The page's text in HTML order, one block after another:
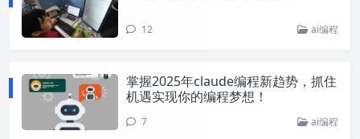
12 ai编程
掌握2025年claude编程新趋势，抓住
机遇实现你的编程梦想！
7 ai编程